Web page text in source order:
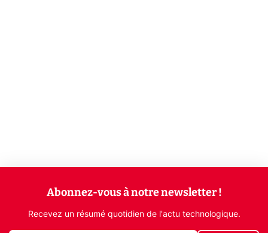
Abonnez-vous à notre newsletter !
Recevez un résumé quotidien de l'actu technologique.